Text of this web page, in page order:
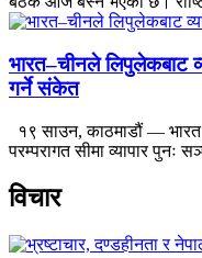
भारत–चीनले लिपुलेकबाट
गर्ने संकेत
१९ साउन, काठमाडौं —
परम्परागत सीमा व्यापार
विचार